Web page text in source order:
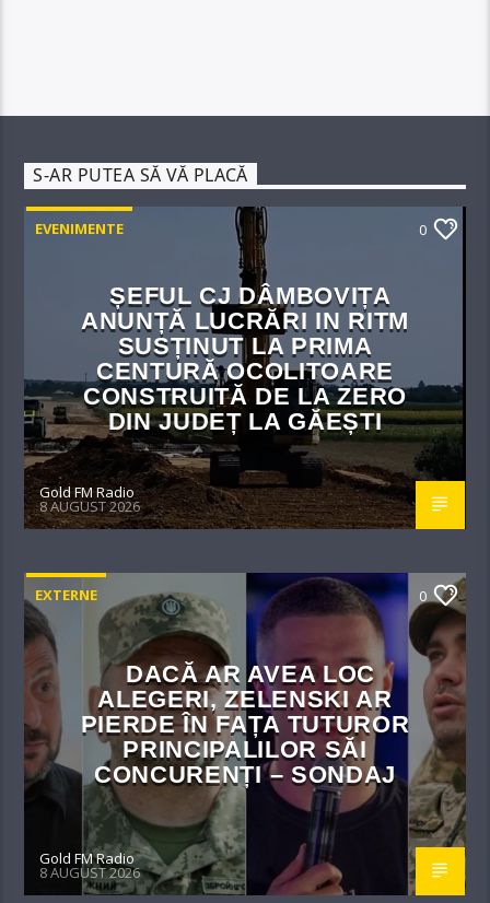
S-AR PUTEA SĂ VĂ PLACĂ
EVENIMENTE 0
ȘEFUL CJ DÂMBOVIȚA
ANUNȚĂ LUCRĂRI IN RITM
SUSȚINUT LA PRIMA
CENTURĂ OCOLITOARE
CONSTRUITĂ DE LA ZERO
DIN JUDEȚ LA GĂEȘTI
Gold FM Radio
8 AUGUST 2026
EXTERNE 0
DACĂ AR AVEA LOC
ALEGERI, ZELENSKI AR
PIERDE ÎN FAȚA TUTUROR
PRINCIPALILOR SĂI
CONCURENȚI – SONDAJ
Gold FM Radio
8 AUGUST 2026